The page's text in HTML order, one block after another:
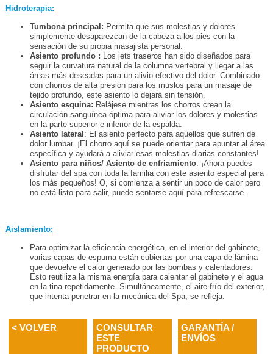
Hidroterapia:
Tumbona principal: Permita que sus molestias y dolores
simplemente desaparezcan de la cabeza a los pies con la
sensación de su propia masajista personal.
Asiento profundo : Los jets traseros han sido diseñados para
seguir la curvatura natural de la columna vertebral y llegar a las
áreas más deseadas para un alivio efectivo del dolor. Combinado
con chorros de alta presión para los muslos para un masaje de
tejido profundo, este asiento lo dejará sin tensión.
Asiento esquina: Relájese mientras los chorros crean la
circulación sanguínea óptima para aliviar los dolores y molestias
en la parte superior e inferior de la espalda.
Asiento lateral : El asiento perfecto para aquellos que sufren de
dolor lumbar. ¡El chorro aquí se puede orientar para apuntar al área
específica y ayudará a aliviar esas molestias diarias constantes!
Asiento para niños/ Asiento de enfriamiento. ¡Ahora puedes
disfrutar del spa con toda la familia con este asiento especial para
los más pequeños! O, si comienza a sentir un poco de calor pero
no está listo para salir, puede sentarse aquí para refrescarse.
Aislamiento:
Para optimizar la eficiencia energética, en el interior del gabinete,
varias capas de espuma están cubiertas por una capa de lámina
que devuelve el calor generado por las bombas y calentadores.
Esto reutiliza la misma energía para calentar el gabinete y el agua
en la tina repetidamente. Simultáneamente, el aire frío del exterior,
que intenta penetrar en la mecánica del Spa, se refleja.
< VOLVER
CONSULTAR
ESTE
PRODUCTO
GARANTÍA /
ENVÍOS